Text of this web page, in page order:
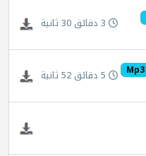
3 دقائق 30 ثانية
Mp3 5 دقائق 52 ثانية